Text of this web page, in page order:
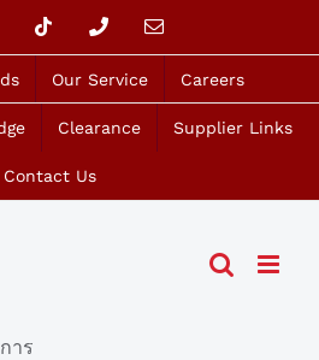
Tiktok PhoneEmail
Our Service Careers
Clearance Supplier Links
Contact Us
าร